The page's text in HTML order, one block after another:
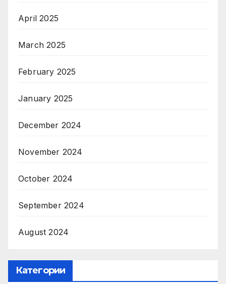
April 2025
March 2025
February 2025
January 2025
December 2024
November 2024
October 2024
September 2024
August 2024
Категории